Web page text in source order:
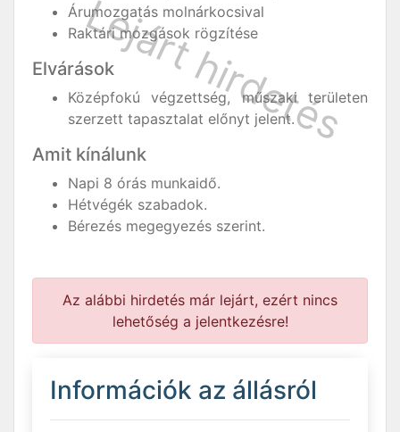
Árumozgatás molnárkocsival
Raktári mozgások rögzítése
Elvárások
Középfokú végzettség, műszaki területen
szerzett tapasztalat előnyt jelent.
Amit kínálunk
Napi 8 órás munkaidő.
Hétvégék szabadok.
Bérezés megegyezés szerint.
Az alábbi hirdetés már lejárt, ezért nincs
lehetőség a jelentkezésre!
Információk az állásról